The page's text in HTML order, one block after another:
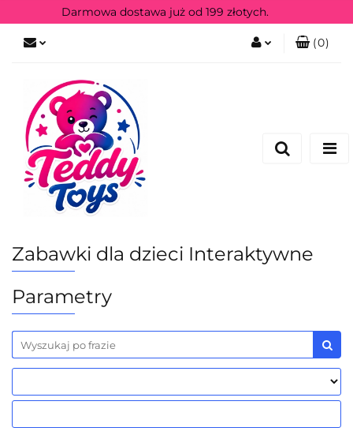
Darmowa dostawa już od 199 złotych.
(0)
Zabawki dla dzieci Interaktywne
Parametry